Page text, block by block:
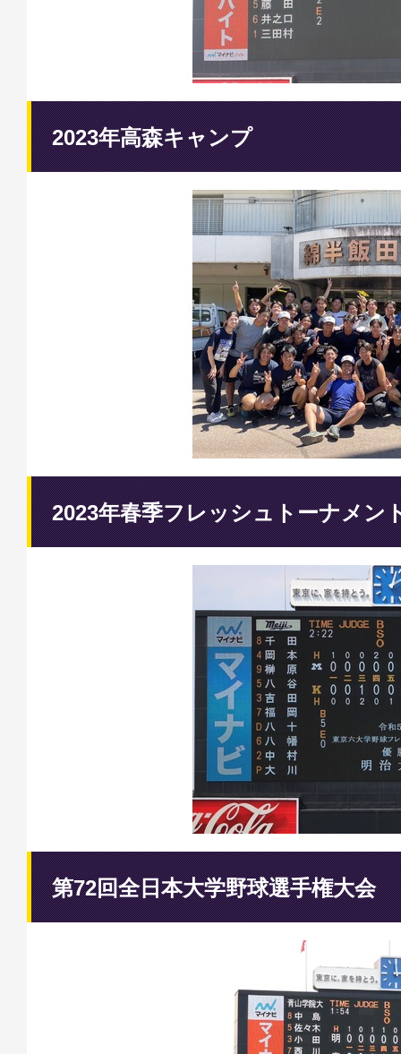
2023年高森キャンプ
2023年春季フレッシュトーナメン
第72回全日本大学野球選手権大会